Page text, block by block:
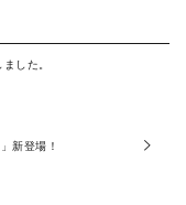
した。
新登場！